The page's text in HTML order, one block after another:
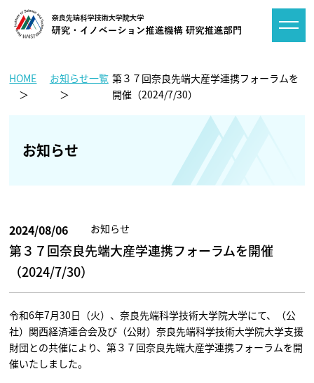
HOME お知らせ一覧 第３７回奈良先端大産学連携フォーラムを
開催（2024/7/30）
お知らせ
2024/08/06 お知らせ
第３７回奈良先端大産学連携フォーラムを開催
（2024/7/30）
令和6年7月30日（火）、奈良先端科学技術大学院大学にて、（公
社）関西経済連合会及び（公財）奈良先端科学技術大学院大学支援
財団との共催により、第３７回奈良先端大産学連携フォーラムを開
催いたしました。